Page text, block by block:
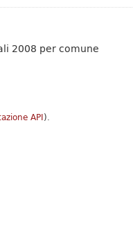
2008 per comune
API).